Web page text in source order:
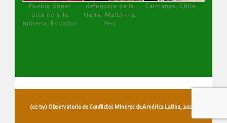
Pueblo Shuar
dice no a la
minería, Ecuador
defensora de la
tierra, Melchora,
Perú
Caimanes, Chile
(cc-by) Observatorio de Conflictos Mineros de América Latina, 2026